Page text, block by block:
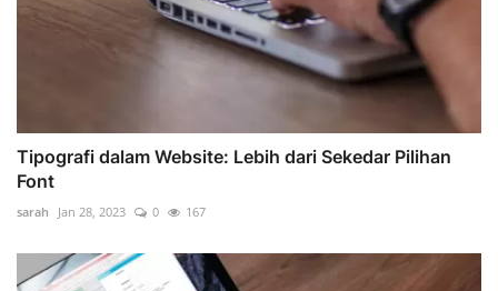
Tipografi dalam Website: Lebih dari Sekedar Pilihan
Font
sarah Jan 28, 2023 0 167